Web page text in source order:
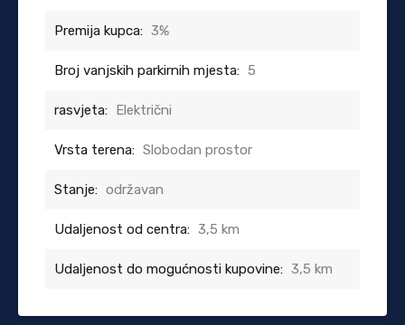
Premija kupca: 3%
Broj vanjskih parkirnih mjesta: 5
rasvjeta: Električni
Vrsta terena: Slobodan prostor
Stanje: održavan
Udaljenost od centra: 3,5 km
Udaljenost do mogućnosti kupovine: 3,5 km